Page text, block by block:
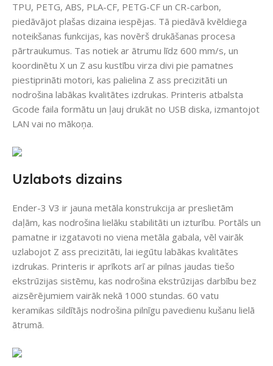
TPU, PETG, ABS, PLA-CF, PETG-CF un CR-carbon,
piedāvājot plašas dizaina iespējas. Tā piedāvā kvēldiega
noteikšanas funkcijas, kas novērš drukāšanas procesa
pārtraukumus. Tas notiek ar ātrumu līdz 600 mm/s, un
koordinētu X un Z asu kustību virza divi pie pamatnes
piestiprināti motori, kas palielina Z ass precizitāti un
nodrošina labākas kvalitātes izdrukas. Printeris atbalsta
Gcode faila formātu un ļauj drukāt no USB diska, izmantojot
LAN vai no mākoņa.
Uzlabots dizains
Ender-3 V3 ir jauna metāla konstrukcija ar preslietām
daļām, kas nodrošina lielāku stabilitāti un izturību. Portāls un
pamatne ir izgatavoti no viena metāla gabala, vēl vairāk
uzlabojot Z ass precizitāti, lai iegūtu labākas kvalitātes
izdrukas. Printeris ir aprīkots arī ar pilnas jaudas tiešo
ekstrūzijas sistēmu, kas nodrošina ekstrūzijas darbību bez
aizsērējumiem vairāk nekā 1000 stundas. 60 vatu
keramikas sildītājs nodrošina pilnīgu pavedienu kušanu lielā
ātrumā.